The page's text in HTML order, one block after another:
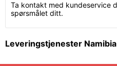
Ta kontakt med kundeservice
spørsmålet ditt.
Leveringstjenester Namibia